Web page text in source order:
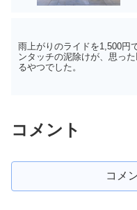
雨上がりのライドを1,500円
ンタッチの泥除けが、思った
るやつでした。
コメント
コメ